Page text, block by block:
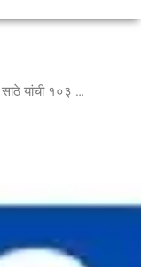
बारामती ! वडगाव निंबाळकर येथे लोकशाहीर अण्णाभाऊ साठे यांची १०३ वी जयंती उत्साहात साजरी .